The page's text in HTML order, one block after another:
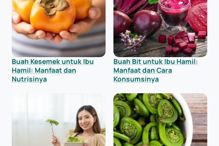
Buah Kesemek untuk Ibu
Hamil: Manfaat dan
Nutrisinya
Buah Bit untuk Ibu Hamil:
Manfaat dan Cara
Konsumsinya